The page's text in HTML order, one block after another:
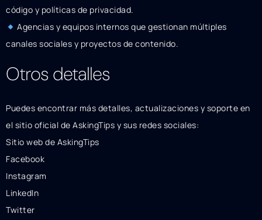
código y políticas de privacidad.
Agencias y equipos internos que gestionan múltiples
canales sociales y proyectos de contenido.
Otros detalles
Puedes encontrar más detalles, actualizaciones y soporte en
el sitio oficial de AskingTips y sus redes sociales:
Sitio web de AskingTips
Facebook
Instagram
LinkedIn
Twitter